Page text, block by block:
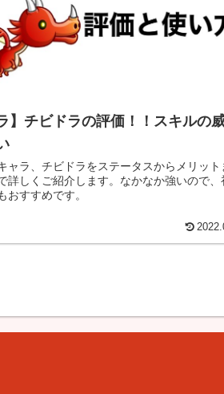
】チビドラの評価！！スキルの
ャラ、チビドラをステータスからメリット
詳しくご紹介します。なかなか強いので、
おすすめです。